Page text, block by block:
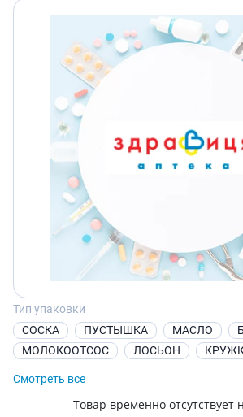
Тип упаковки
СОСКА
ПУСТЫШКА МАСЛО
МОЛОКООТСОС
ЛОСЬОН
Смотреть все
Товар временно отсутствует